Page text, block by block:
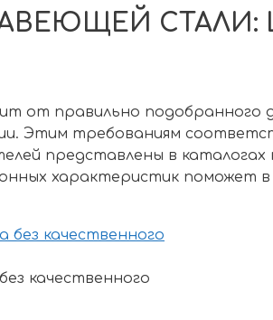
СТАЛИ:
от правильно
Этим требованиям
представлены в
характеристик поможет
качественного